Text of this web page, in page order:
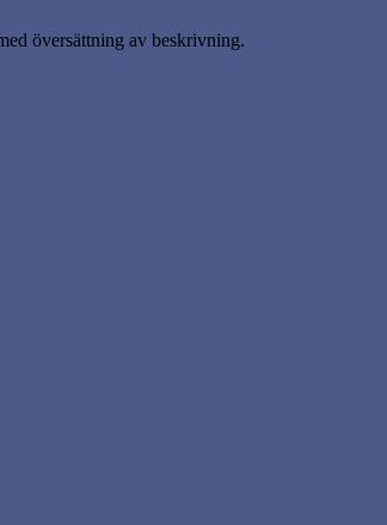
översättning av beskrivning.